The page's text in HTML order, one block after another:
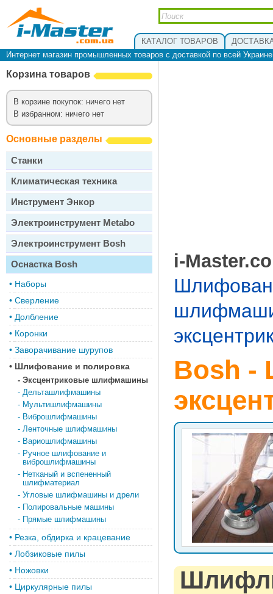
КАТАЛОГ ТОВАРОВ
Интернет магазин промышленных товаров с доставкой по всей
Корзина товаров
В корзине покупок: ничего нет
В избранном: ничего нет
Основные разделы
Станки
Климатическая техника
Инструмент Энкор
Электроинструмент Metabo
Электроинструмент Bosh
Оснастка Bosh
• Наборы
• Сверление
• Долбление
• Коронки
• Заворачивание шурупов
• Шлифование и полировка
- Эксцентриковые шлифмашины
- Дельташлифмашины
- Мультишлифмашины
- Виброшлифмашины
- Ленточные шлифмашины
- Вариошлифмашины
- Ручное шлифование и
виброшлифмашины
- Нетканый и вспененный
шлифматериал
- Угловые шлифмашины и дрели
- Полировальные машины
- Прямые шлифмашины
• Резка, обдирка и крацевание
• Лобзиковые пилы
• Ножовки
• Циркулярные пилы
i-
Bosh -